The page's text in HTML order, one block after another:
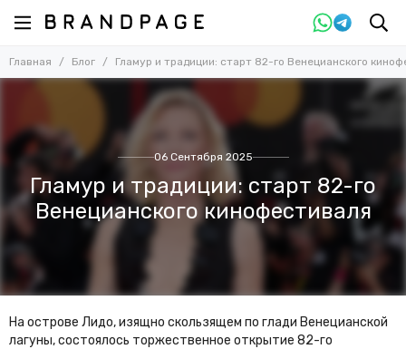
Главная Блог Гламур и традиции: старт 82-го Венецианского
06 Сентября 2025
Гламур и традиции: старт 82-го
Венецианского кинофестиваля
На острове Лидо, изящно скользящем по глади Венецианской
лагуны, состоялось торжественное открытие 82-го